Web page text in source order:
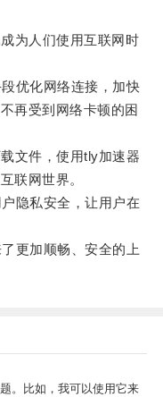
为人们使用互联网时
优化网络连接，加快
再受到网络卡顿的困
文件，使用tly加速器
联网世界。
隐私安全，让用户在
更加顺畅、安全的上
。比如，我可以使用它来